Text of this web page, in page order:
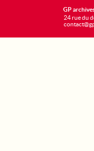
GP
24 rue du